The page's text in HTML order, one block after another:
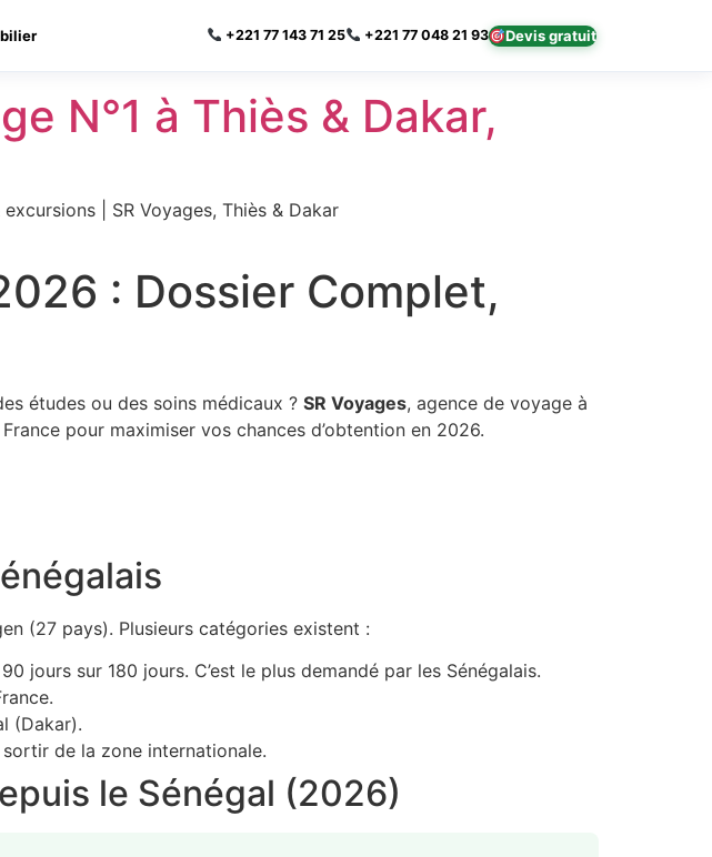
+221 77 143 71 25 +221 77 048 21 93 Devis gratuit
N°1 à Thiès & Dakar,
| SR Voyages, Thiès & Dakar
: Dossier Complet,
études ou des soins médicaux ? SR Voyages, agence de voyage à
pour maximiser vos chances d’obtention en 2026.
(27 pays). Plusieurs catégories existent :
90 jours sur 180 jours. C’est le plus demandé par les Sénégalais.
(Dakar).
de la zone internationale.
le Sénégal (2026)